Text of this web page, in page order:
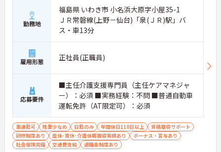
ンスを大切にできる環境です】
・基本土日休みで年間休日116日が確保されており
日勤のみのお仕事のため生活リズムを整えやすいで
・毎月付与されるリフレッシュ休暇を活用し連休の
取得も可能でプライベートの時間もしっかりと確保
できます
・くるみん認定企業として未就学児向けのこども休
暇や育休取得実績など子育てと両立しやすい制度が
充実しています
【主任ケアマネ複数名在籍！手厚いフォロー体制で
未経験やブランクがある方も安心です】
・困難事例があった際も主任ケアマネジャーと情報
共有やケース検討ができ必要に応じて同行訪問など
のサポートを受けられます
・一人ひとりの仕事量や状況に合わせて管理者が新
勤務地
福島県 いわき市 小名浜大原字小屋35-1
ＪＲ常磐線(上野－仙台)「泉(ＪＲ)駅」バ
ス・車13分
雇用形態 正社員(正職員)
応募要件
■主任介護支援専門員（主任ケアマネジャ
ー）：必須 ■実務経験：不問 ■普通自動車
運転免許（AT限定可）：必須
車通勤可 残業少なめ 日勤のみ 年間休日110日以上
資格取得サポート
研修制度あり
産休･育休･介護休暇取得実績あり
ボーナス・賞与あり
社会保険完備
交通費支給 退職金制度あり